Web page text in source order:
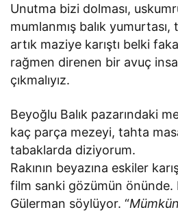
Unutma bizi dolması,
mumlanmış balık
artık maziye karıştı belki
rağmen direnen bir avuç
çıkmalıyız.
Beyoğlu Balık pazarındaki
kaç parça mezeyi, tahta
tabaklarda diziyorum.
Rakının beyazına eskiler
film sanki gözümün önünde.
Gülerman söylüyor. “